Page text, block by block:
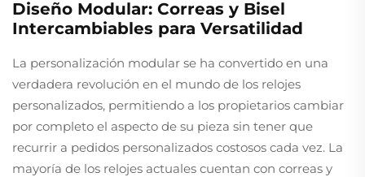
Diseño Modular: Correas y Bisel
Intercambiables para Versatilidad
La personalización modular se ha convertido en una
verdadera revolución en el mundo de los relojes
personalizados, permitiendo a los propietarios cambiar
por completo el aspecto de su pieza sin tener que
recurrir a pedidos personalizados costosos cada vez. La
mayoría de los relojes actuales cuentan con correas y